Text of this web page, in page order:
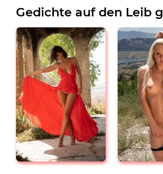
Gedichte auf den Leib